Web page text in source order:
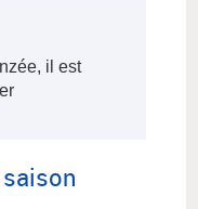
il est